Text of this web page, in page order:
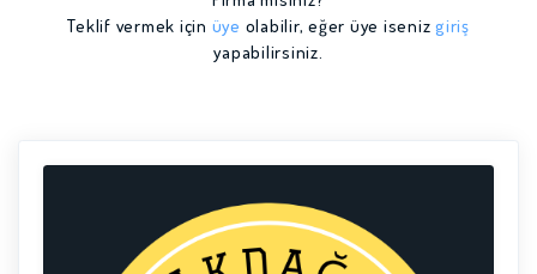
Teklif vermek için üye olabilir, eğer üye iseniz giriş
yapabilirsiniz.